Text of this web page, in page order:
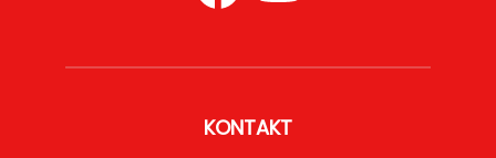
KONTAKT